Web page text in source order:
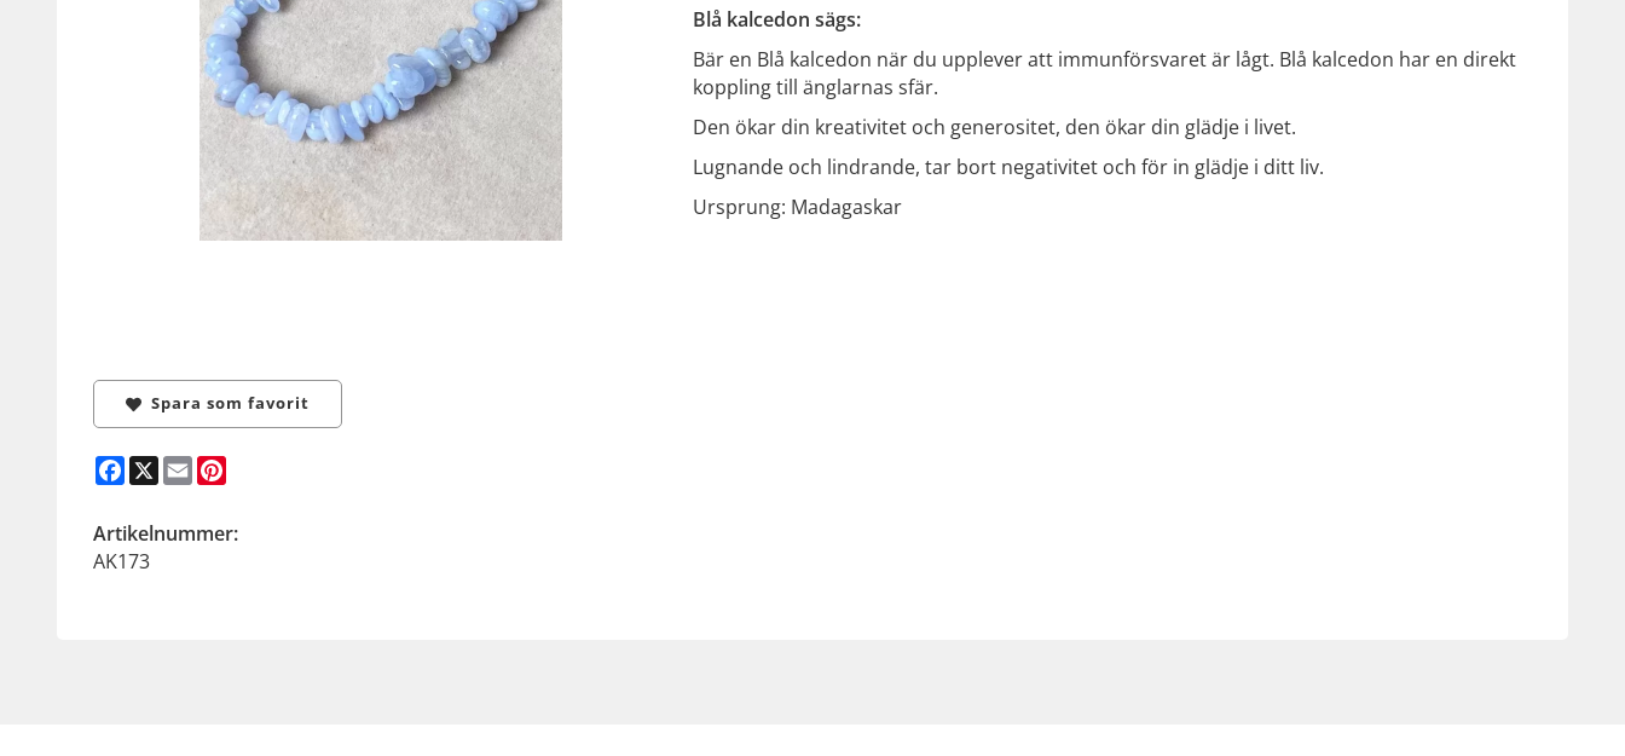
Blå kalcedon sägs:
Bär en Blå kalcedon när du upplever att immunförsvaret är lågt. Blå kalcedon har en direkt
koppling till änglarnas sfär.
Den ökar din kreativitet och generositet, den ökar din glädje i livet.
Lugnande och lindrande, tar bort negativitet och för in glädje i ditt liv.
Ursprung: Madagaskar
Spara som favorit
Facebook
X Email
Artikelnummer:
AK173